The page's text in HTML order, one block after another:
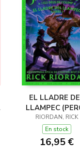
EL LLADRE
LLAMPEC
JACKSON I ELS
DÉUS DE
RIORDAN, RICK
En stock
16,95 €